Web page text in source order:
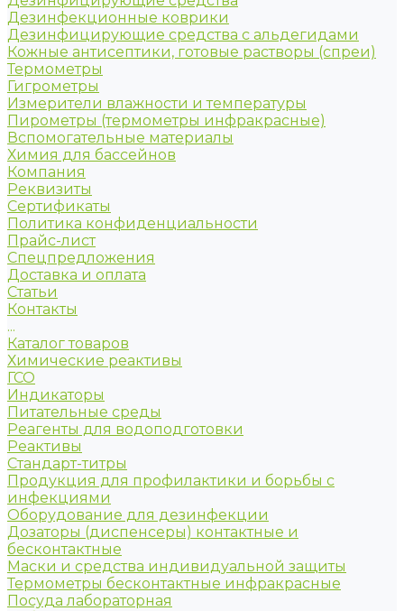
Дезинфекционные коврики
Дезинфицирующие средства с альдегидами
Кожные антисептики, готовые растворы (спреи)
Термометры
Гигрометры
Измерители влажности и температуры
Пирометры (термометры инфракрасные)
Вспомогательные материалы
Химия для бассейнов
Компания
Реквизиты
Сертификаты
Политика конфиденциальности
Прайс-лист
Спецпредложения
Доставка и оплата
Статьи
Контакты
...
Каталог товаров
Химические реактивы
ГСО
Индикаторы
Питательные среды
Реагенты для водоподготовки
Реактивы
Стандарт-титры
Продукция для профилактики и борьбы с
инфекциями
Оборудование для дезинфекции
Дозаторы (диспенсеры) контактные и
бесконтактные
Маски и средства индивидуальной защиты
Термометры бесконтактные инфракрасные
Посуда лабораторная